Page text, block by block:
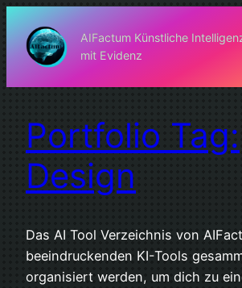
Inhalt
springen
AIFactum Künstliche
mit Evidenz
Portfolio Tag:
Design
Das AI Tool Verzeichnis von
beeindruckenden KI-Tools
organisiert werden, um dich zu